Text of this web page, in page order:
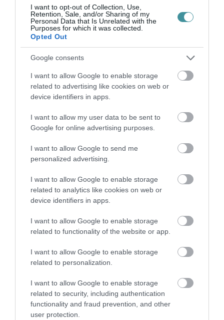
I want to opt-out of Collection, Use,
Retention, Sale, and/or Sharing of my
Personal Data that Is Unrelated with the
Purposes for which it was collected.
Opted Out
Google consents
I want to allow Google to enable storage
related to advertising like cookies on web or
device identifiers in apps.
I want to allow my user data to be sent to
Google for online advertising purposes.
I want to allow Google to send me
personalized advertising.
I want to allow Google to enable storage
related to analytics like cookies on web or
device identifiers in apps.
I want to allow Google to enable storage
related to functionality of the website or app.
I want to allow Google to enable storage
related to personalization.
I want to allow Google to enable storage
related to security, including authentication
functionality and fraud prevention, and other
user protection.
TÍZ ÉVE NEM VOLT ILYEN ALACSONY AZ
2026. augusztus 07|Mindenki ügye
ÖS FŐÚTON EGERBEN
2026. augusztus 07
HALMENTÉS SZARVASKŐNÉL: ŐSHONOS
ÉS VÉDETT HALAKAT MENTETT...
2026. augusztus 07| Környék ügye
ZÁPOROK, ZIVATAROK KIALAKULHATNAK